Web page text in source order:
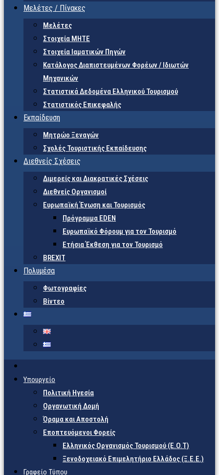
Μελέτες / Πίνακες
Μελέτες
Στοιχεία ΜΗΤΕ
Στοιχεία Ιαματικών Πηγών
Κατάλογος Διαπιστευμένων Φορέων / Ιδιωτών
Μηχανικών
Στατιστικά Δεδομένα Ελληνικού Τουρισμού
Στατιστικός Επικεφαλής
Εκπαίδευση
Μητρώο Ξεναγών
Σχολές Τουριστικής Εκπαίδευσης
Διεθνείς Σχέσεις
Διμερείς και Διακρατικές Σχέσεις
Διεθνείς Οργανισμοί
Ευρωπαϊκή Ένωση και Τουρισμός
Πρόγραμμα EDEN
Ευρωπαϊκό Φόρουμ για τον Τουρισμό
Ετήσια Έκθεση για τον Τουρισμό
BREXIT
Πολυμέσα
Φωτογραφίες
Βίντεο
Υπουργείο
Πολιτική Ηγεσία
Οργανωτική Δομή
Όραμα και Αποστολή
Εποπτευόμενοι Φορείς
Eλληνικός Οργανισμός Τουρισμού (Ε.Ο.Τ)
Ξενοδοχειακό Επιμελητήριο Ελλάδος (Ξ.Ε.Ε.)
Γραφείο Τύπου